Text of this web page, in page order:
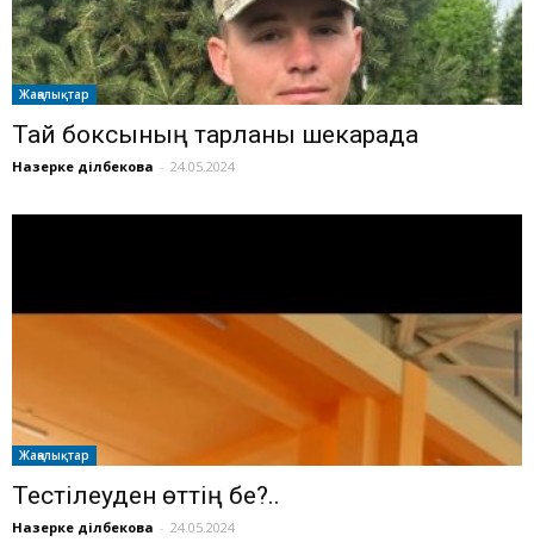
Жаңалықтар
Тай боксының тарланы шекарада
Назерке Әділбекова - 24.05.2024
Жаңалықтар
Тестілеуден өттің бе?..
Назерке Әділбекова - 24.05.2024